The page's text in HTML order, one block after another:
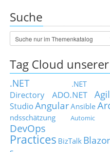
Suche
Tag Cloud
.NET .NET
Directory
ADO.NET Agil
StudioAngularAnsible
ndsschätzung
Automic
DevOps
Practices BizTalk Blazor